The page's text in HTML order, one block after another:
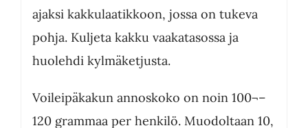
ajaksi kakkulaatikkoon, jossa on tukeva
pohja. Kuljeta kakku vaakatasossa ja
huolehdi kylmäketjusta.
Voileipäkakun annoskoko on noin 100¬–
120 grammaa per henkilö. Muodoltaan 10,